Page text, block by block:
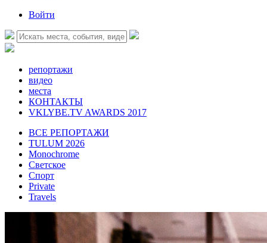
Войти
репортажи
видео
места
КОНТАКТЫ
VKLYBE.TV AWARDS 2017
ВСЕ РЕПОРТАЖИ
TULUM 2026
Monochrome
Светское
Спорт
Private
Travels